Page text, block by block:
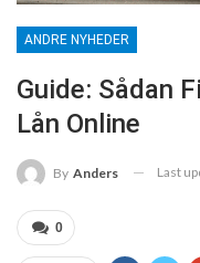
ANDRE NYHEDER
Guide: Sådan
Lån Online
By Anders Last
0